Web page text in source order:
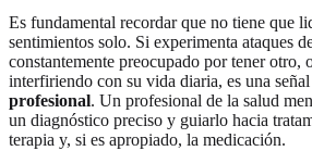
Es fundamental recordar que no tiene que
sentimientos solo. Si experimenta ataques
constantemente preocupado por tener otro,
interfiriendo con su vida diaria, es una
profesional. Un profesional de la salud
un diagnóstico preciso y guiarlo hacia
terapia y, si es apropiado, la medicación.